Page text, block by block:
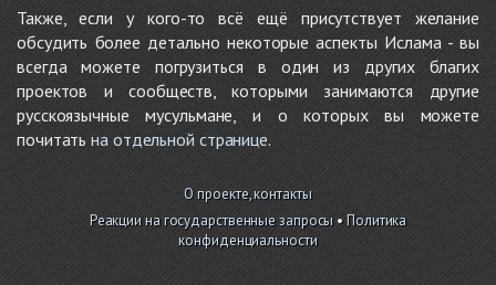
Также, если у кого-то всё ещё присутствует желание
обсудить более детально некоторые аспекты Ислама - вы
всегда можете погрузиться в один из других благих
проектов и сообществ, которыми занимаются другие
русскоязычные мусульмане, и о которых вы можете
почитатьна отдельной странице.
О проекте, контакты
Реакции на государственные запросы •Политика
конфиденциальности